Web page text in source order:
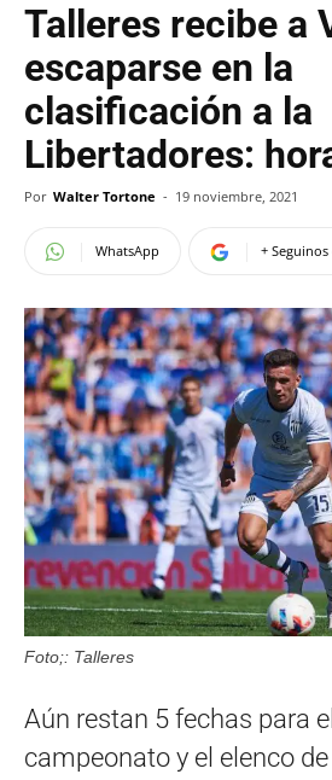
Talleres recibe a
escaparse en la
clasificación a la
Libertadores:
Por Walter Tortone - 19 noviembre, 2021
WhatsApp +
Foto;: Talleres
Aún restan 5 fechas para
campeonato y el elenco